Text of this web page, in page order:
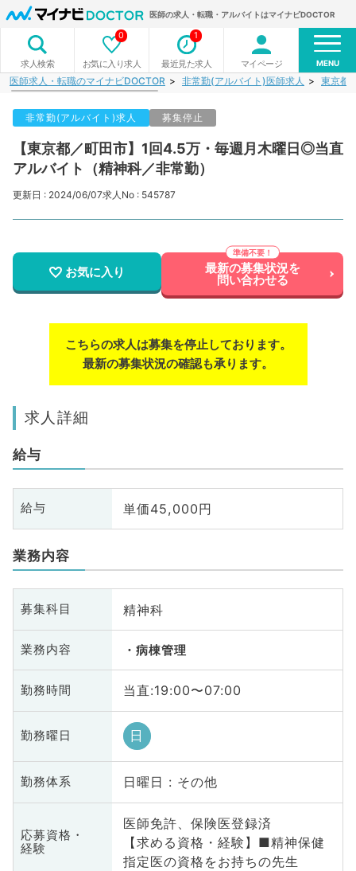
医師の求人・転職・アルバイトはマイナビDOCTOR
求人検索 お気に入り求人
0
最近見た求人
1
マイページ MENU
医師求人・転職のマイナビDOCTOR 非常勤(アルバイト)医師求人 東京都
非常勤(アルバイト)求人 募集停止
【東京都／町田市】1回4.5万・毎週月木曜日◎当直
アルバイト（精神科／非常勤）
更新日 : 2024/06/07求人No : 545787
お気に入り 最新の募集状況を
問い合わせる
こちらの求人は募集を停止しております。
最新の募集状況の確認も承ります。
求人詳細
給与
給与 単価45,000円
業務内容
募集科目 精神科
業務内容 病棟管理
勤務時間 当直:19:00〜07:00
勤務曜日 日
勤務体系 日曜日 : その他
応募資格・
経験
医師免許、保険医登録済
【求める資格・経験】■精神保健
指定医の資格をお持ちの先生